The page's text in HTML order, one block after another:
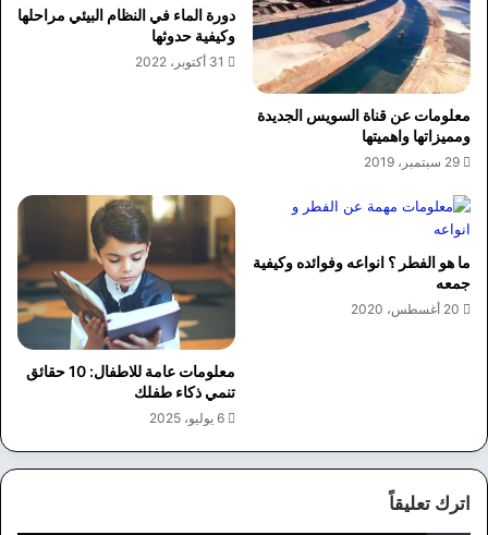
معلومات عن قناة السويس الجديدة
ومميزاتها واهميتها
29 سبتمبر، 2019
دورة الماء في النظام البيئي مراحلها
وكيفية حدوثها
31 أكتوبر، 2022
ما هو الفطر ؟ انواعه وفوائده وكيفية
جمعه
20 أغسطس، 2020
معلومات عامة للاطفال: 10 حقائق
تنمي ذكاء طفلك
6 يوليو، 2025
اترك تعليقاً